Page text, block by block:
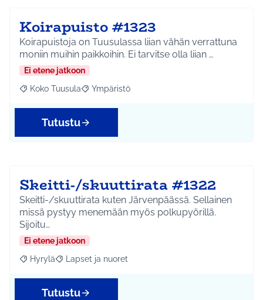
Koirapuisto #1323
Koirapuistoja on Tuusulassa liian vähän verrattuna
moniin muihin paikkoihin. Ei tarvitse olla liian …
Ei etene jatkoon
Rajaa tulokset aihepiirin mukaan: Koko Tuusula
Koko Tuusula Rajaa tulokset teeman mukaan: Ympäristö
Ympäristö
Tutustu
Skeitti-/skuuttirata #1322
Skeitti-/skuuttirata kuten Järvenpäässä. Sellainen
missä pystyy menemään myös polkupyörillä.
Sijoitu…
Ei etene jatkoon
Rajaa tulokset aihepiirin mukaan: Hyrylä
Hyrylä Rajaa tulokset teeman mukaan: Lapset ja nuoret
Lapset ja nuoret
Tutustu